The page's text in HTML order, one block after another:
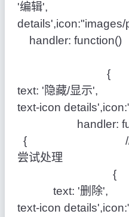
'编辑', cls:
handler:
}
text: '隐藏/显
text-icon
handler:
{ //事件处理
尝试
text: '删除
text-icon